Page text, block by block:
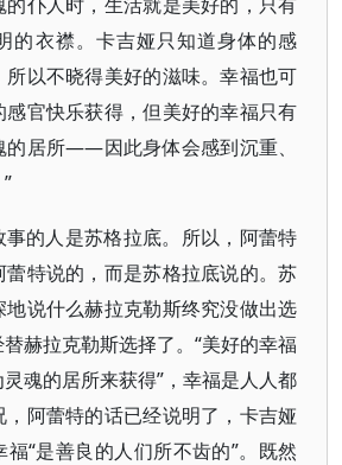
的衣襟。卡吉娅只知道身体的感
以不晓得美好的滋味。幸福也可
感官快乐获得，但美好的幸福只有
的居所——因此身体会感到沉重、
的人是苏格拉底。所以，阿蕾特
蕾特说的，而是苏格拉底说的。苏
说什么赫拉克勒斯终究没做出选
赫拉克勒斯选择了。“美好的幸福
魂的居所来获得”，幸福是人人都
阿蕾特的话已经说明了，卡吉娅
“是善良的人们所不齿的”。既然